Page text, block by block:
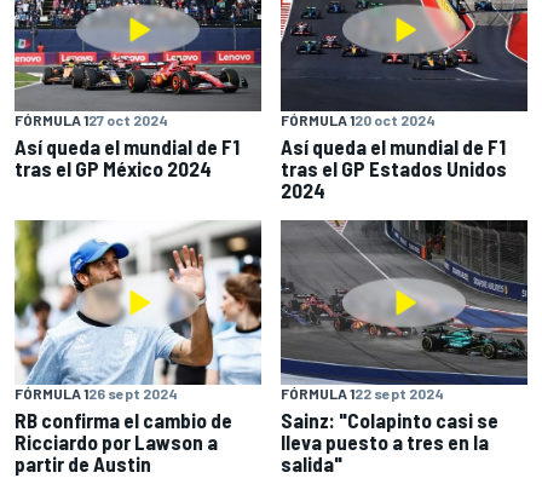
FÓRMULA 127 oct 2024
Así queda el mundial de F1
tras el GP México 2024
FÓRMULA 120 oct 2024
Así queda el mundial de F1
tras el GP Estados Unidos
2024
FÓRMULA 126 sept 2024
RB confirma el cambio de
Ricciardo por Lawson a
partir de Austin
FÓRMULA 122 sept 2024
Sainz: "Colapinto casi se
lleva puesto a tres en la
salida"